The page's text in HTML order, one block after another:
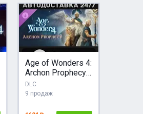
Age of Wonders 4:
Archon Prophecy
DLC STEAM АВТО
DLC
9 продаж